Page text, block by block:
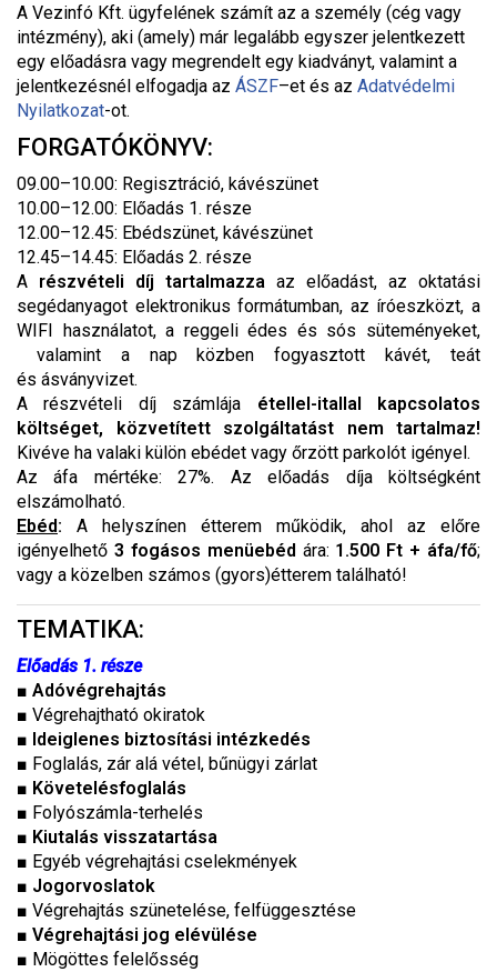
A Vezinfó Kft. ügyfelének számít az a személy (cég vagy
intézmény), aki (amely) már legalább egyszer jelentkezett
egy előadásra vagy megrendelt egy kiadványt, valamint a
jelentkezésnél elfogadja az ÁSZF–et és az Adatvédelmi
Nyilatkozat-ot.
FORGATÓKÖNYV:
09.00–10.00: Regisztráció, kávészünet
10.00–12.00: Előadás 1. része
12.00–12.45: Ebédszünet, kávészünet
12.45–14.45: Előadás 2. része
A részvételi díj tartalmazza az előadást, az oktatási
segédanyagot elektronikus formátumban, az íróeszközt, a
WIFI használatot, a reggeli édes és sós süteményeket,
valamint a nap közben fogyasztott kávét, teát
és ásványvizet.
A részvételi díj számlája étellel-itallal kapcsolatos
költséget, közvetített szolgáltatást nem tartalmaz!
Kivéve ha valaki külön ebédet vagy őrzött parkolót igényel.
Az áfa mértéke: 27%. Az előadás díja költségként
elszámolható.
Ebéd: A helyszínen étterem működik, ahol az előre
igényelhető 3 fogásos menüebéd ára: 1.500 Ft + áfa/fő;
vagy a közelben számos (gyors)étterem található!
TEMATIKA:
Előadás 1. része
■ Adóvégrehajtás
■ Végrehajtható okiratok
■ Ideiglenes biztosítási intézkedés
■ Foglalás, zár alá vétel, bűnügyi zárlat
■ Követelésfoglalás
■ Folyószámla-terhelés
■ Kiutalás visszatartása
■ Egyéb végrehajtási cselekmények
■ Jogorvoslatok
■ Végrehajtás szünetelése, felfüggesztése
■ Végrehajtási jog elévülése
■ Mögöttes felelősség